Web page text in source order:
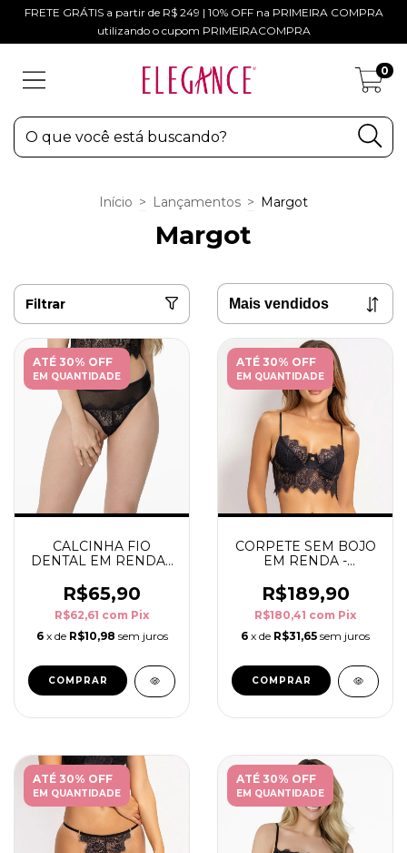
FRETE GRÁTIS a partir de R$ 249 | 10% OFF na PRIMEIRA COMPRA
utilizando o cupom PRIMEIRACOMPRA
0
Início > Lançamentos > Margot
Margot
Filtrar
ATÉ 30% OFF
EM QUANTIDADE
CALCINHA FIO
DENTAL EM RENDA -
R$65,90
R$62,61 com Pix
6 x de R$10,98 sem juros
COMPRAR
ATÉ 30% OFF
EM QUANTIDADE
CORPETE SEM BOJO
EM RENDA -
R$189,90
R$180,41 com Pix
6 x de R$31,65 sem juros
COMPRAR
ATÉ 30% OFF
EM QUANTIDADE
ATÉ 30% OFF
EM QUANTIDADE